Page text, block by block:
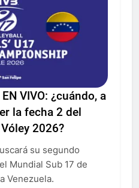
VIVO: ¿cuándo, a
la fecha 2 del
2026?
su segundo
Mundial Sub 17 de
Venezuela.